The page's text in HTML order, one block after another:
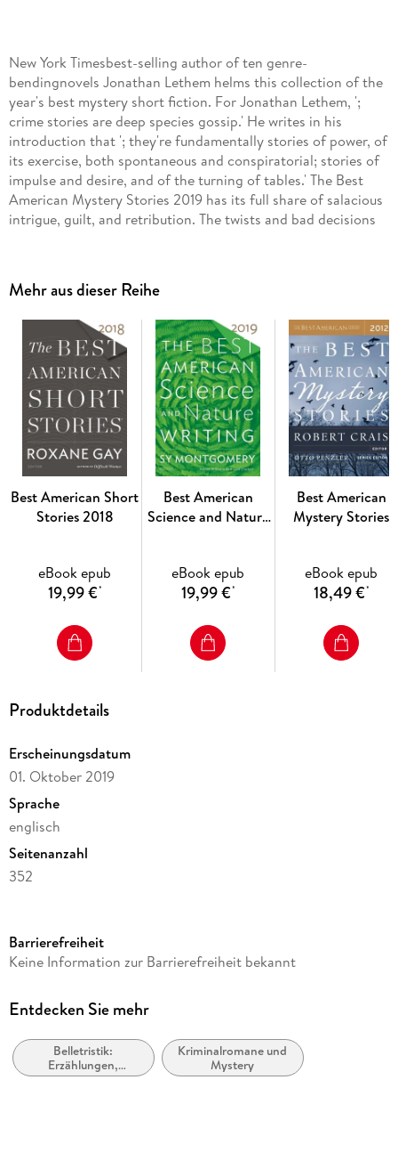
New York Timesbest-selling author of ten genre-
bendingnovels Jonathan Lethem helms this collection of the
year's best mystery short fiction. For Jonathan Lethem, ';
crime stories are deep species gossip.' He writes in his
introduction that '; they're fundamentally stories of power, of
its exercise, both spontaneous and conspiratorial; stories of
impulse and desire, and of the turning of tables.' The Best
American Mystery Stories 2019 has its full share of salacious
intrigue, guilt, and retribution. The twists and bad decisions
Internet clickbait became a decidedly dangerous occupation?
'; How can we not hang on their outcomes?' asks Lethem. ';
Are we innocent ourselves, or complicit?' Read on to find out.
The Best American Mystery Stories 2019 includes Sharon
Hunt, Harley Jane Kozak, Mark Mayer, Jennifer McMahon,
Joyce Carol Oates, Brian Panowich, Tonya D. Price, Ron
Rash, Robb T. White, and others.
Mehr aus dieser Reihe
Best American Short
Stories 2018
eBook epub
19,99 €*
Best American
Science and Nature
eBook epub
19,99 €*
Best American
Mystery Stories
eBook epub
18,49 €*
Produktdetails
Erscheinungsdatum
01. Oktober 2019
Sprache
englisch
Seitenanzahl
352
Reihe
Herausgegeben von
Verlag/Hersteller
HMH Books
Barrierefreiheit
Keine Information zur Barrierefreiheit bekannt
Entdecken Sie mehr
Belletristik:
Erzählungen,
Kurzgeschichten,
Kriminalromane und
Mystery